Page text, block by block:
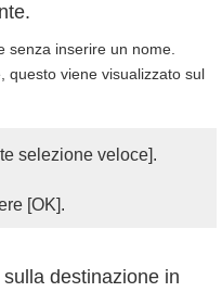
senza inserire un nome.
questo viene visualizzato sul
selezione veloce].
[OK].
destinazione in